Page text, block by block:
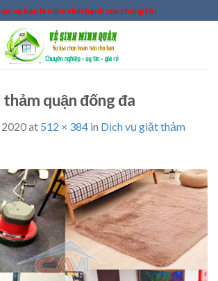
vụ bạn là niềm vinh hạnh của chúng tôi
quận đống đa
at 512 × 384 in Dịch vụ giặt thảm